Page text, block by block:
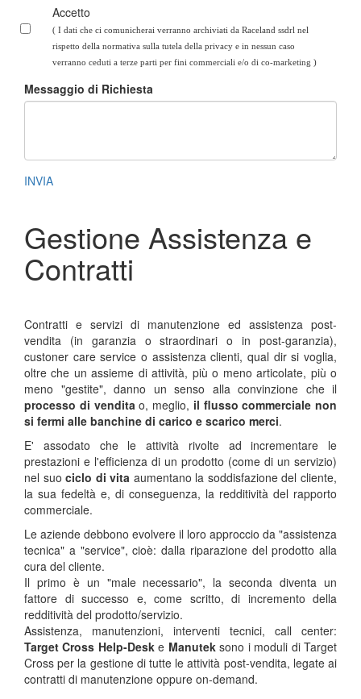
Accetto
( I dati che ci comunicherai verranno archiviati da Raceland ssdrl nel
rispetto della normativa sulla tutela della privacy e in nessun caso
verranno ceduti a terze parti per fini commerciali e/o di co-marketing )
Messaggio di Richiesta
INVIA
Gestione Assistenza e
Contratti
Contratti e servizi di manutenzione ed assistenza post-
vendita (in garanzia o straordinari o in post-garanzia),
custoner care service o assistenza clienti, qual dir si voglia,
oltre che un assieme di attività, più o meno articolate, più o
meno "gestite", danno un senso alla convinzione che il
processo di venditao, meglio, il flusso commerciale non
si fermi alle banchine di carico e scarico merci.
E' assodato che le attività rivolte ad incrementare le
prestazioni e l'efficienza di un prodotto (come di un servizio)
nel suociclo di vita aumentano la soddisfazione del cliente,
la sua fedeltà e, di conseguenza, la redditività del rapporto
commerciale.
Le aziende debbono evolvere il loro approccio da "assistenza
tecnica" a "service", cioè: dalla riparazione del prodotto alla
cura del cliente.
Il primo è un "male necessario", la seconda diventa un
fattore di successo e, come scritto, di incremento della
redditività del prodotto/servizio.
Assistenza, manutenzioni, interventi tecnici, call center:
Target Cross Help-Deske Manuteksono i moduli di Target
Cross per la gestione di tutte le attività post-vendita, legate ai
contratti di manutenzione oppure on-demand.